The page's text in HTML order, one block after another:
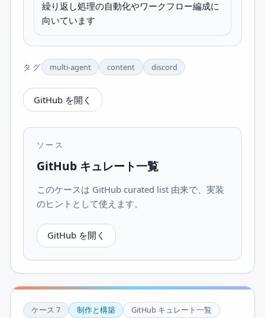
繰り返し処理の自動化やワークフロー編成に
向いています
タグ multi-agent content discord
GitHub を開く
ソース
GitHub キュレート一覧
このケースは GitHub curated list 由来で、実装
のヒントとして使えます。
GitHub を開く
ケース 7 制作と構築 GitHub キュレート一覧